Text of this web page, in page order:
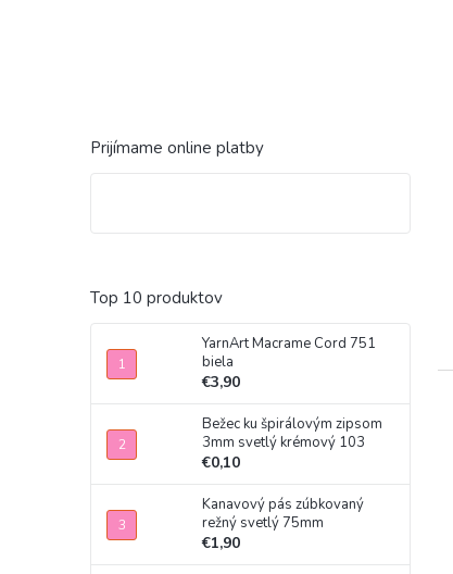
Prijímame online platby
Top 10 produktov
YarnArt Macrame Cord 751
biela
€3,90
Bežec ku špirálovým zipsom
3mm svetlý krémový 103
€0,10
Kanavový pás zúbkovaný
režný svetlý 75mm
€1,90